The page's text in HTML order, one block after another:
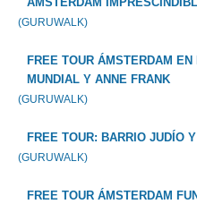
(GURUWALK)
FREE TOUR ÁMSTERDAM
MUNDIAL Y ANNE FRANK
(GURUWALK)
FREE TOUR: BARRIO JUDÍO
(GURUWALK)
FREE TOUR ÁMSTERDAM